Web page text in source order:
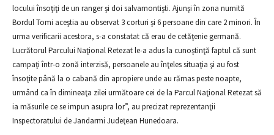
locului însoţiţi de un ranger şi doi salvamontişti. Ajunşi în zona numită
Bordul Tomi aceştia au observat 3 corturi şi 6 persoane din care 2 minori. În
urma verificarii acestora, s-a constatat că erau de cetăţenie germană.
Lucrătorul Parcului Naţional Retezat le-a adus la cunoştinţă faptul că sunt
campaţi într-o zonă interzisă, persoanele au înţeles situaţia şi au fost
însoţite până la o cabană din apropiere unde au rămas peste noapte,
urmând ca în dimineaţa zilei următoare cei de la Parcul Naţional Retezat să
ia măsurile ce se impun asupra lor”, au precizat reprezentanţii
Inspectoratului de Jandarmi Judeţean Hunedoara.